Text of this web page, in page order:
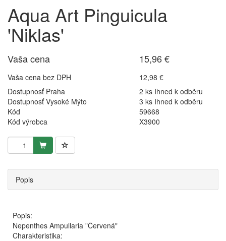
Aqua Art Pinguicula
'Niklas'
Vaša cena 15,96 €
Vaša cena bez DPH
12,98 €
Dostupnosť Praha
2 ks Ihned k odběru
Dostupnosť Vysoké Mýto
3 ks Ihned k odběru
Kód
59668
Kód výrobca
X3900
Popis
Popis:
Nepenthes Ampullaria "Červená"
Charakteristika: